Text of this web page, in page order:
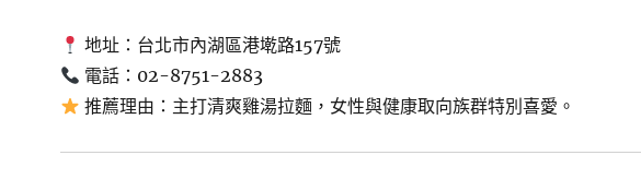
地址：台北市內湖區港墘路157號
電話：02-8751-2883
推薦理由：主打清爽雞湯拉麵，女性與健康取向族群特別喜愛。